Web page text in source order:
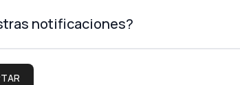
notificaciones?